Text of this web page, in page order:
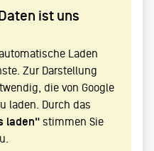
ist uns
Laden
Zur Darstellung
die von Google
laden. Durch das
laden" stimmen Sie